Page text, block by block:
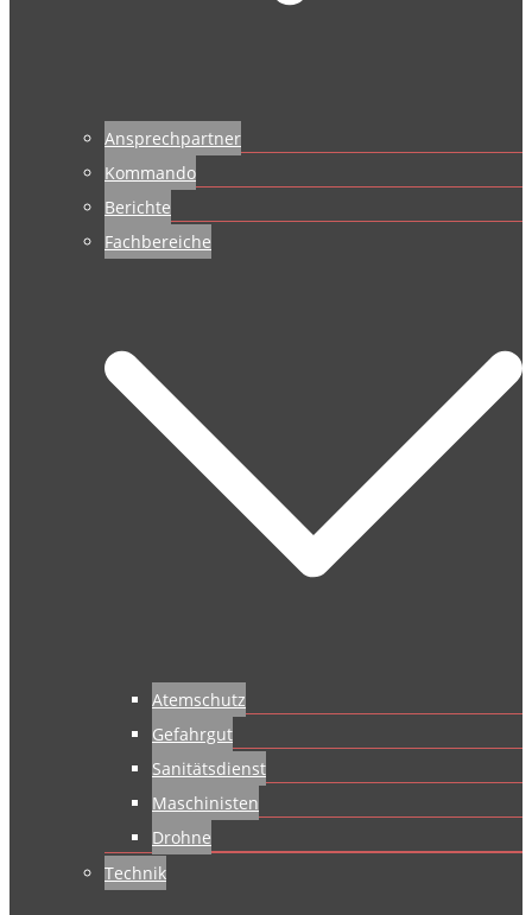
Ansprechpartner
Kommando
Berichte
Fachbereiche
Atemschutz
Gefahrgut
Sanitätsdienst
Maschinisten
Drohne
Technik